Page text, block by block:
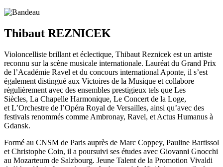
Thibaut REZNICEK
Violoncelliste brillant et éclectique, Thibaut Reznicek est un artiste
reconnu sur la scène musicale internationale. Lauréat du Grand Prix
de l’Académie Ravel et du concours international Aponte, il s’est
également distingué aux Victoires de la Musique et collabore
régulièrement avec des ensembles prestigieux tels que Les
Siècles, La Chapelle Harmonique, Le Concert de la Loge,
et L’Orchestre de l’Opéra Royal de Versailles, ainsi qu’avec des
festivals renommés comme Ambronay, Ravel, et Actus Humanus à
Gdansk.
Formé au CNSM de Paris auprès de Marc Coppey, Pauline Bartissol
et Christophe Coin, il a poursuivi ses études avec Giovanni Gnocchi
au Mozarteum de Salzbourg. Jeune Talent de la Promotion Vivaldi